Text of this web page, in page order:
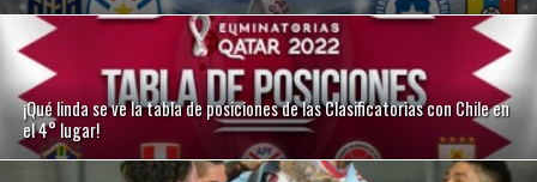
¡Qué linda se ve la tabla de posiciones de las Clasificatorias con Chile en
el 4° lugar!